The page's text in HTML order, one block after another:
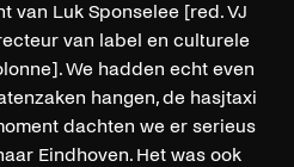
van Luk Sponselee [red. VJ
van label en culturele
We hadden echt even
hangen, de hasjtaxi
dachten we er serieus
Eindhoven. Het was ook